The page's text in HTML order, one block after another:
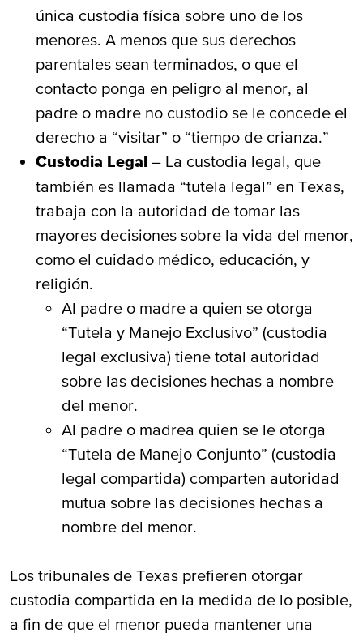
única custodia física sobre uno de los
menores. A menos que sus derechos
parentales sean terminados, o que el
contacto ponga en peligro al menor, al
padre o madre no custodio se le concede el
derecho a “visitar” o “tiempo de crianza.”
Custodia Legal – La custodia legal, que
también es llamada “tutela legal” en Texas,
trabaja con la autoridad de tomar las
mayores decisiones sobre la vida del menor,
como el cuidado médico, educación, y
religión.
Al padre o madre a quien se otorga
“Tutela y Manejo Exclusivo” (custodia
legal exclusiva) tiene total autoridad
sobre las decisiones hechas a nombre
del menor.
Al padre o madrea quien se le otorga
“Tutela de Manejo Conjunto” (custodia
legal compartida) comparten autoridad
mutua sobre las decisiones hechas a
nombre del menor.
Los tribunales de Texas prefieren otorgar
custodia compartida en la medida de lo posible,
a fin de que el menor pueda mantener una